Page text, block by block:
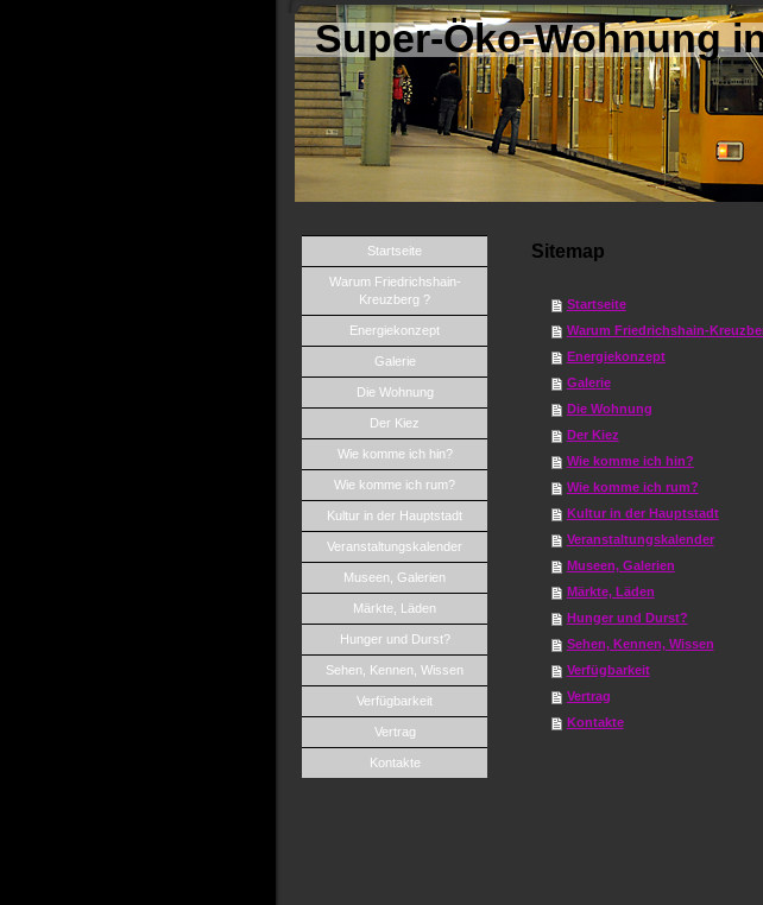
Super-Öko-Wohnung
Startseite
Warum Friedrichshain-
Kreuzberg ?
Energiekonzept
Galerie
Die Wohnung
Der Kiez
Wie komme ich hin?
Wie komme ich rum?
Kultur in der Hauptstadt
Veranstaltungskalender
Museen, Galerien
Märkte, Läden
Hunger und Durst?
Sehen, Kennen, Wissen
Verfügbarkeit
Vertrag
Kontakte
Sitemap
Startseite
Warum Friedrichshain-
Energiekonzept
Galerie
Die Wohnung
Der Kiez
Wie komme ich hin?
Wie komme ich rum?
Kultur in der Hauptstadt
Veranstaltungskalender
Museen, Galerien
Märkte, Läden
Hunger und Durst?
Sehen, Kennen, Wissen
Verfügbarkeit
Vertrag
Kontakte